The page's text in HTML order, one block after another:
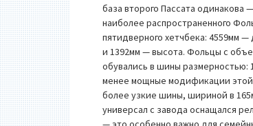
база второго Пассата одинакова
наиболее распространенного
пятидверного хетчбека: 4559мм
и 1392мм — высота. Фольцы с
обувались в шины размерностью:
менее мощные модификации этой
более узкие шины, шириной в
универсал с завода оснащался